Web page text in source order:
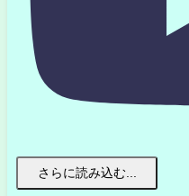
さらに読み込む...